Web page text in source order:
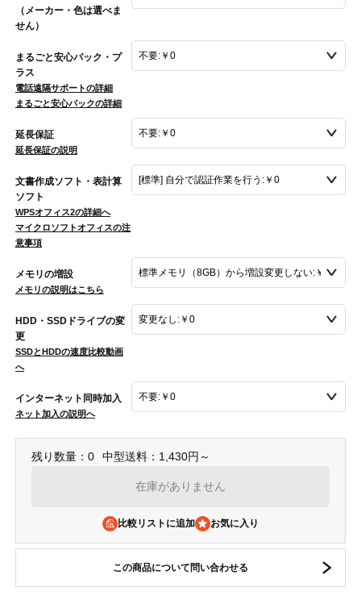
（メーカー・色は選べま
せん）
まるごと安心パック・プ
ラス
電話遠隔サポートの詳細
まるごと安心パックの詳細
延長保証
延長保証の説明
文書作成ソフト・表計算
ソフト
WPSオフィス2の詳細へ
マイクロソフトオフィスの注
意事項
メモリの増設
メモリの説明はこちら
HDD・SSDドライブの変
更
SSDとHDDの速度比較動画
へ
インターネット同時加入
ネット加入の説明へ
残り数量：0 中型送料：1,430円～
在庫がありません
比較リストに追加
この商品について問い合わせる